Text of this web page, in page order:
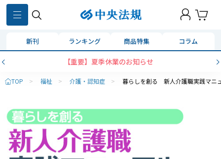
新刊 ランキング 商品特集 コラム
【重要】夏季休業のお知らせ
TOP > 福祉 > 介護・認知症 > 暮らしを創る 新人介護職実践マニ